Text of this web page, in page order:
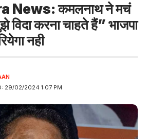
News: कमलनाथ ने मचं
करना चाहते हैं” भाजपा
नही
29/02/2024 1:07 PM